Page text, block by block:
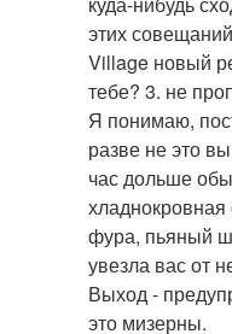
этих
Village новый
тебе? 3. не
Я понимаю,
разве не это
час дольше
фура, пьяный
увезла вас от
Выход -
это мизерны.